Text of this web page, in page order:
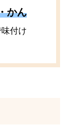
かん
付け